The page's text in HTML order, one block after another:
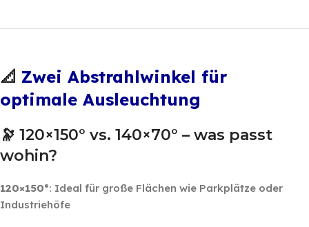
📐 Zwei Abstrahlwinkel für
optimale Ausleuchtung
🔭 120×150° vs. 140×70° – was passt
wohin?
120×150°: Ideal für große Flächen wie Parkplätze oder
Industriehöfe